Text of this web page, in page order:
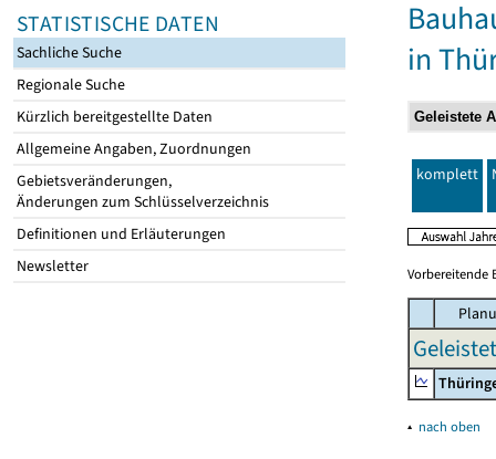
STATISTISCHE DATEN
Sachliche Suche
Regionale Suche
Kürzlich bereitgestellte Daten
Allgemeine Angaben, Zuordnungen
Gebietsveränderungen,
Änderungen zum Schlüsselverzeichnis
Definitionen und Erläuterungen
Newsletter
in
komplett
Vorbereitende
▴ nach oben